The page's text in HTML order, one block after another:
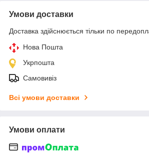
Умови доставки
Доставка здійснюється тільки по
Нова Пошта
Укрпошта
Самовивіз
Всі умови доставки
Умови оплати